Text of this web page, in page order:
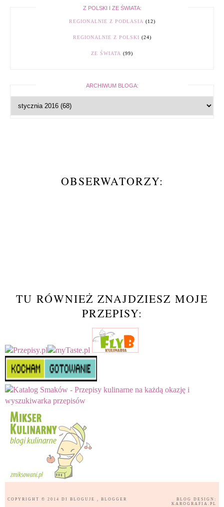
Z POLSKI I ZE ŚWIATA:
REGIONALNIE Z PODLASIA (12)
REGIONALNIE Z POLSKI (24)
ZE ŚWIATA (99)
ARCHIWUM BLOGA:
OBSERWATORZY:
TU RÓWNIEŻ ZNAJDZIESZ MOJE
PRZEPISY:
COPYRIGHT © 2014 DI BLOGUJE , BLOGGER
BLOG DESIGN:
KAROGRAFIA.PL